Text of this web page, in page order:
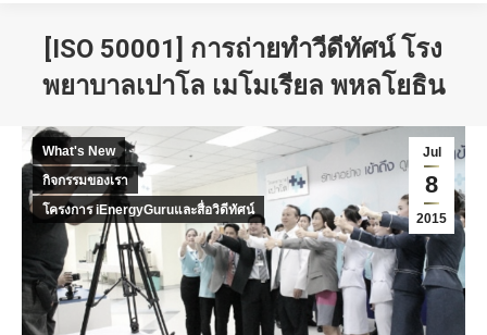
[ISO 50001] การถ่ายทำวีดีทัศน์ โรง
พยาบาลเปาโล เมโมเรียล พหลโยธิน
Jul
8
2015
What's New
กิจกรรมของเรา
โครงการ iEnergyGuruและสื่อวิดีทัศน์